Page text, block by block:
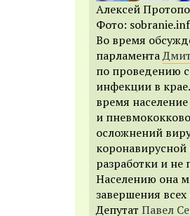
Алексей
Фото:
Во время
парламента
по проведению
инфекции в
время
и
осложнений
разработки и
Населению она
завершения
Депутат Павел